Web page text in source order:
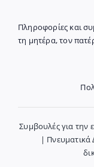
Πληροφορίες και
τη μητέρα, τον
Συμβουλές για
|